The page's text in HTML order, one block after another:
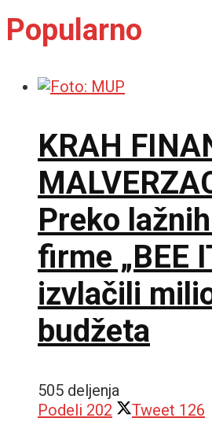
Popularno
KRAH
Preko
firme „BEE
izvlačili
budžeta
505 deljenja
Podeli 202 Tweet 126